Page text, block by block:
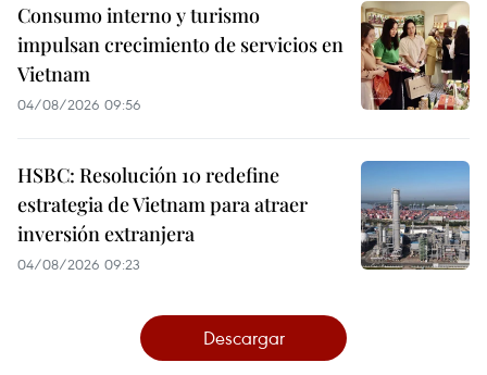
Consumo interno y turismo
impulsan crecimiento de servicios en
Vietnam
04/08/2026 09:56
HSBC: Resolución 10 redefine
estrategia de Vietnam para atraer
inversión extranjera
04/08/2026 09:23
Descargar